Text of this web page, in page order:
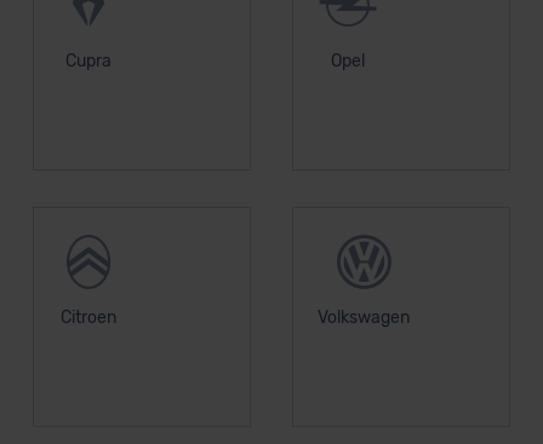
Cupra Opel
Citroen Volkswagen